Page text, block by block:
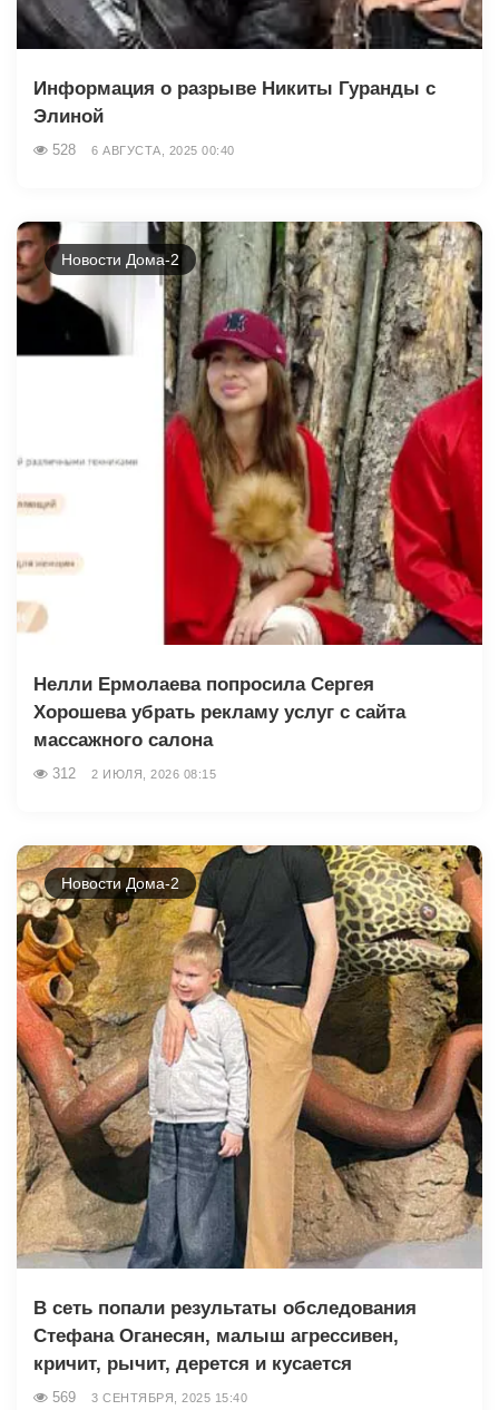
Информация о разрыве Никиты Гуранды с
Элиной
528 6 АВГУСТА, 2025 00:40
Новости Дома-2
Нелли Ермолаева попросила Сергея
Хорошева убрать рекламу услуг с сайта
массажного салона
312 2 ИЮЛЯ, 2026 08:15
Новости Дома-2
В сеть попали результаты обследования
Стефана Оганесян, малыш агрессивен,
кричит, рычит, дерется и кусается
569 3 СЕНТЯБРЯ, 2025 15:40